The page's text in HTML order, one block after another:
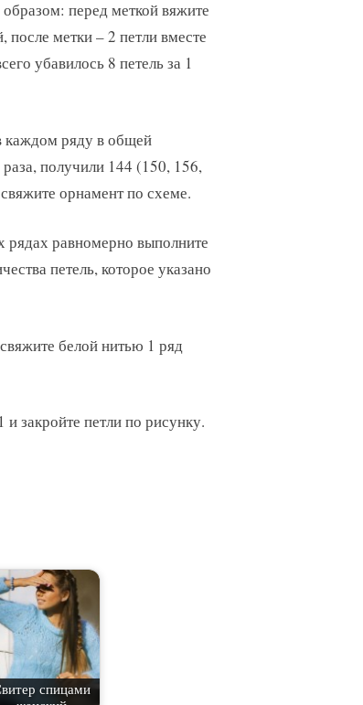
перед меткой вяжите
после метки – 2 петли вместе
убавилось 8 петель за 1
каждом ряду в общей
получили 144 (150, 156,
орнамент по схеме.
равномерно выполните
петель, которое указано
белой нитью 1 ряд
закройте петли по рисунку.
спицами